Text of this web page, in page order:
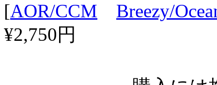
[AOR/CCM
Breezy/
¥2,750円